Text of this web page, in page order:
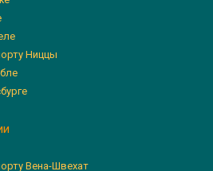
Ниццы
Вена-Швехат